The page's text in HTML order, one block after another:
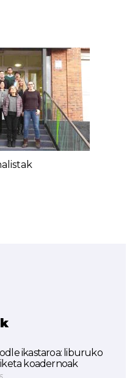
ikastaroa: liburuko
koadernoak